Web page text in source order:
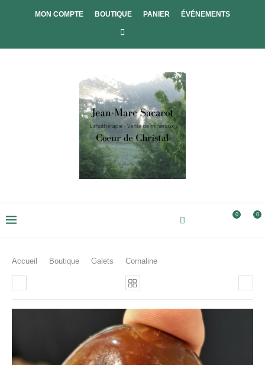
MON COMPTE BOUTIQUE PANIER ÉVÉNEMENTS
0 0
Accueil Boutique Galets Cornaline